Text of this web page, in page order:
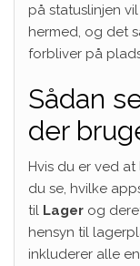
på statuslinjen
hermed, og det
forbliver på
Sådan
der
Hvis du er ved
du se, hvilke
til Lager og
hensyn til
inkluderer alle